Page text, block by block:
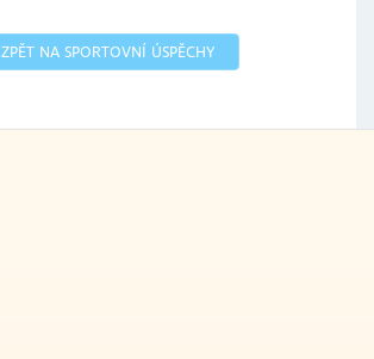
ZPĚT NA SPORTOVNÍ ÚSPĚCHY